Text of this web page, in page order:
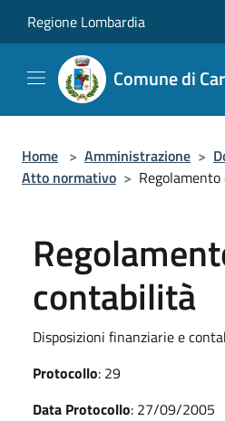
Regione Lombardia
Comune di
Home > Amministrazione >
Atto normativo >
contabilità
Disposizioni finanziarie e
Protocollo: 29
Data Protocollo: 27/09/2005